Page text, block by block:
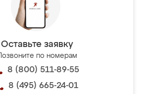
Оставьте заявку
Позвоните по номерам
8 (800) 511-89-55
8 (495) 665-24-01